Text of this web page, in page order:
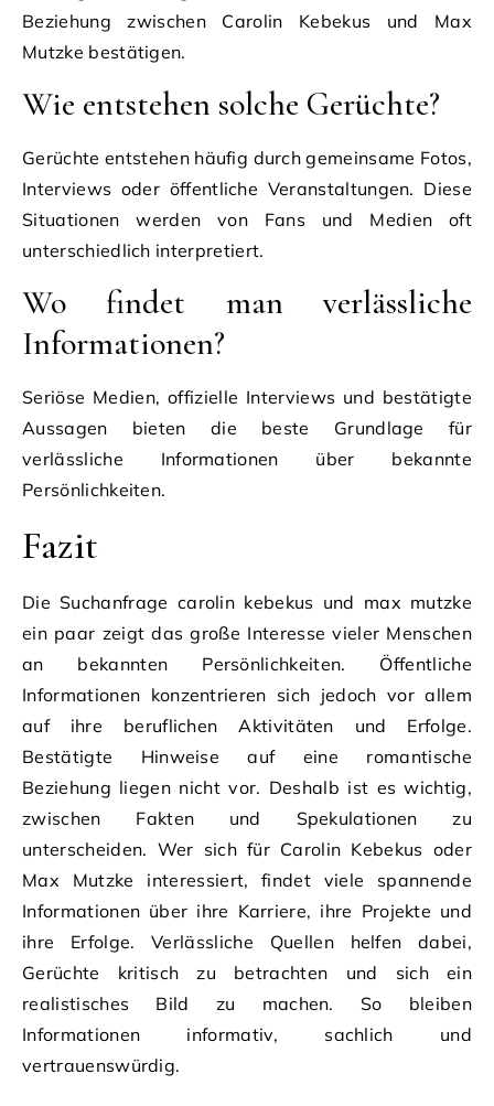
Beziehung zwischen Carolin Kebekus und Max
Mutzke bestätigen.
Wie entstehen solche Gerüchte?
Gerüchte entstehen häufig durch gemeinsame Fotos,
Interviews oder öffentliche Veranstaltungen. Diese
Situationen werden von Fans und Medien oft
unterschiedlich interpretiert.
Wo findet man verlässliche
Informationen?
Seriöse Medien, offizielle Interviews und bestätigte
Aussagen bieten die beste Grundlage für
verlässliche Informationen über bekannte
Persönlichkeiten.
Fazit
Die Suchanfrage carolin kebekus und max mutzke
ein paar zeigt das große Interesse vieler Menschen
an bekannten Persönlichkeiten. Öffentliche
Informationen konzentrieren sich jedoch vor allem
auf ihre beruflichen Aktivitäten und Erfolge.
Bestätigte Hinweise auf eine romantische
Beziehung liegen nicht vor. Deshalb ist es wichtig,
zwischen Fakten und Spekulationen zu
unterscheiden. Wer sich für Carolin Kebekus oder
Max Mutzke interessiert, findet viele spannende
Informationen über ihre Karriere, ihre Projekte und
ihre Erfolge. Verlässliche Quellen helfen dabei,
Gerüchte kritisch zu betrachten und sich ein
realistisches Bild zu machen. So bleiben
Informationen informativ, sachlich und
vertrauenswürdig.